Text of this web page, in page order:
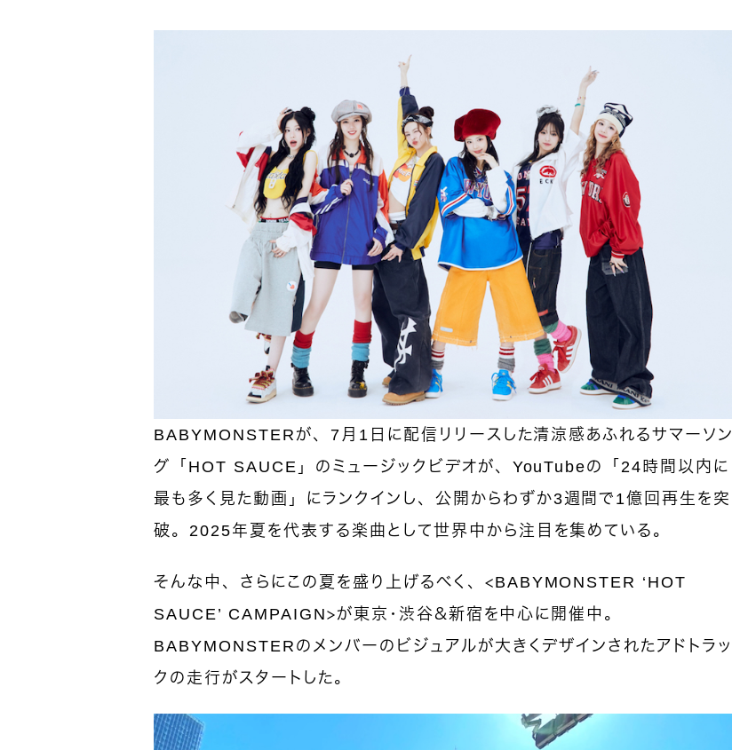
BABYMONSTERが、7月1日に配信リリースした清涼感あふれるサマーソン
グ「HOT SAUCE」のミュージックビデオが、YouTubeの「24時間以内に
最も多く見た動画」にランクインし、公開からわずか3週間で1億回再生を突
破。2025年夏を代表する楽曲として世界中から注目を集めている。
そんな中、さらにこの夏を盛り上げるべく、＜BABYMONSTER ‘HOT
SAUCE’ CAMPAIGN＞が東京・渋谷＆新宿を中心に開催中。
BABYMONSTERのメンバーのビジュアルが大きくデザインされたアドトラッ
クの走行がスタートした。